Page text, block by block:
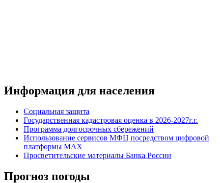
Информация для населения
Социальная защита
Государственная кадастровая оценка в 2026-2027г.г.
Программа долгосрочных сбережений
Использование сервисов МФЦ посредством цифровой
платформы MAX
Просветительские материалы Банка России
Прогноз погоды